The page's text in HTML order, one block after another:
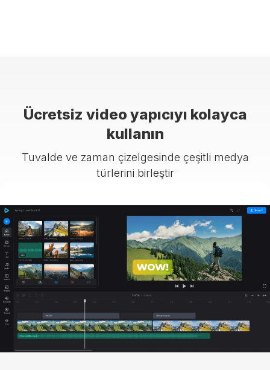
Ücretsiz video yapıcıyı kolayca
kullanın
Tuvalde ve zaman çizelgesinde çeşitli medya
türlerini birleştir